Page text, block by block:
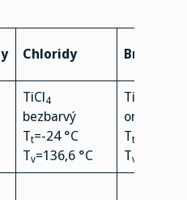
Chloridy Bromidy
TiCl4
bezbarvý
Tt=-24 °C
Tv=136,6 °C
TiBr
oranžový
Tt
Tv